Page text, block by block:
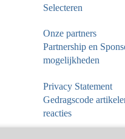
Selecteren
Onze partners
Partnership en
mogelijkheden
Privacy Statement
Gedragscode
reacties